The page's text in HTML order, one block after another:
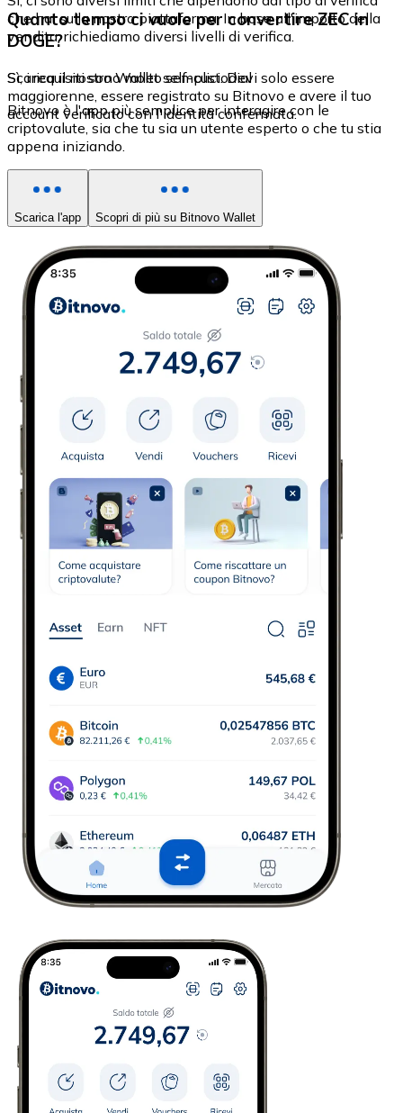
che hai sulla nostra piattaforma. In base all'importo della
vendita, richiediamo diversi livelli di verifica.
Quanto tempo ci vuole per convertire ZEC in
DOGE?
Sì, i requisiti sono molto semplici. Devi solo essere
maggiorenne, essere registrato su Bitnovo e avere il tuo
account verificato con l'identità confermata.
Scarica il nostro Wallet self-custodial
Bitnovo è l'app più semplice per interagire con le
criptovalute, sia che tu sia un utente esperto o che tu stia
appena iniziando.
Scarica l'app Scopri di più su Bitnovo Wallet